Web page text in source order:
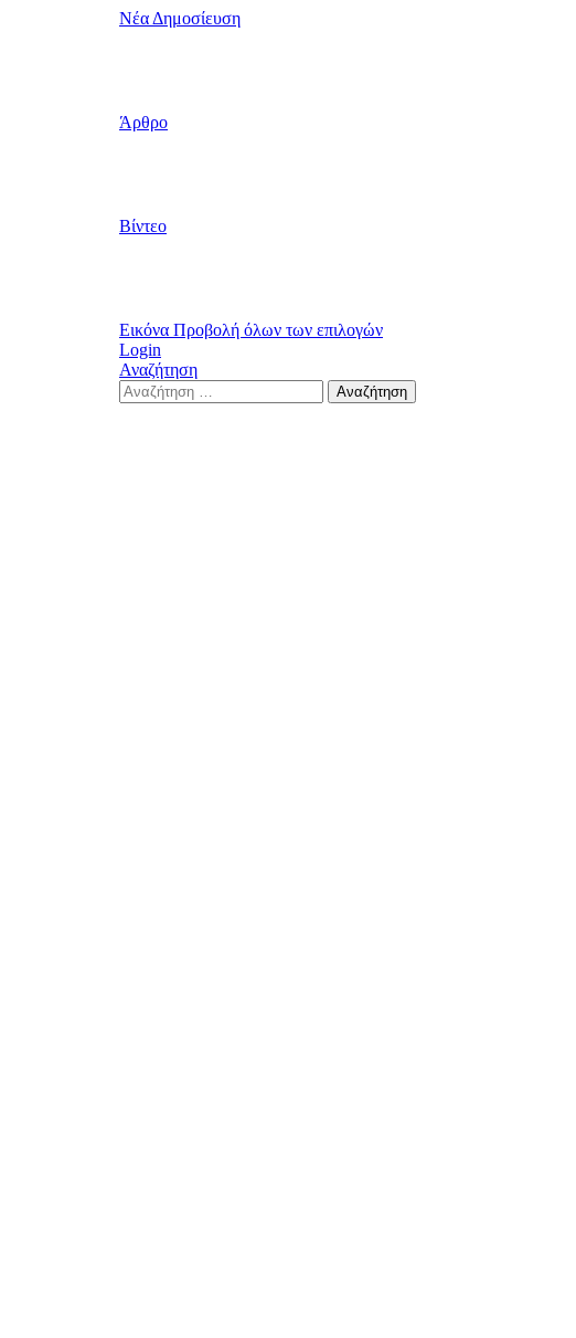
Νέα Δημοσίευση
Άρθρο
Βίντεο
Εικόνα Προβολή όλων των επιλογών
Login
Αναζήτηση
Search
for:
Αναζήτηση